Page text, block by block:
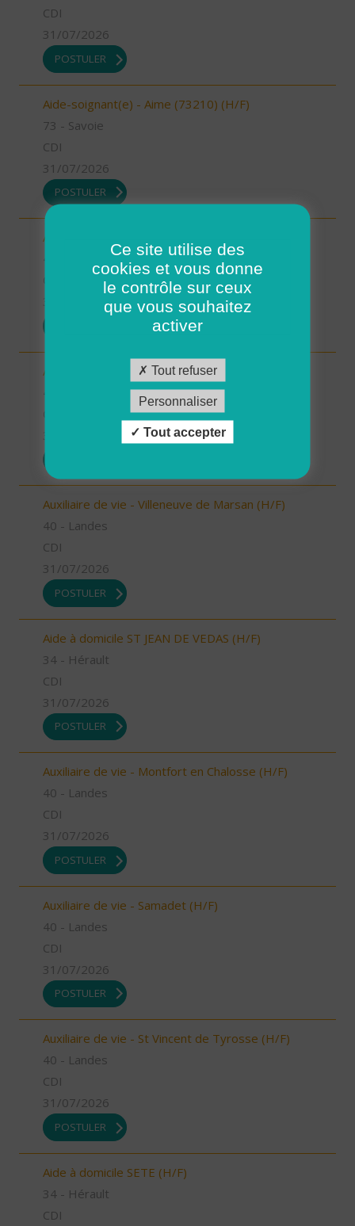
CDI
31/07/2026
POSTULER
Aide-soignant(e) - Aime (73210) (H/F)
73 - Savoie
CDI
31/07/2026
POSTULER
Auxiliaire de vie - Mimizan (H/F)
31/07/2026
Auxiliaire de vie - Labouheyre (H/F)
Auxiliaire de vie - Villeneuve de Marsan (H/F)
40 - Landes
CDI
31/07/2026
POSTULER
Aide à domicile ST JEAN DE VEDAS (H/F)
34 - Hérault
CDI
31/07/2026
POSTULER
Auxiliaire de vie - Montfort en Chalosse (H/F)
40 - Landes
CDI
31/07/2026
POSTULER
Auxiliaire de vie - Samadet (H/F)
40 - Landes
CDI
31/07/2026
POSTULER
Auxiliaire de vie - St Vincent de Tyrosse (H/F)
40 - Landes
CDI
31/07/2026
POSTULER
Aide à domicile SETE (H/F)
34 - Hérault
CDI
Ce site utilise des
cookies et vous donne
le contrôle sur ceux
que vous souhaitez
activer
Tout refuser
Personnaliser
Tout accepter